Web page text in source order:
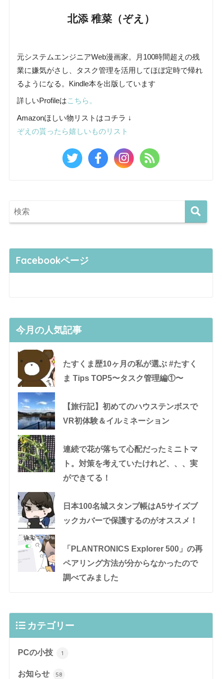
北添 稚菜（ぞえ）
元システムエンジニアWeb漫画家。月100時間超えの残
業に嫌気がさし、タスク管理を活用してほぼ定時で帰れ
るようになる。Kindle本を出版しています
詳しいProfileはこちら。
Amazonほしい物リストはコチラ ↓
ぞえの貰ったら嬉しいものリスト
Facebookページ
今月の人気記事
たすくま歴10ヶ月の私が選ぶ #たすく
ま Tips TOP5〜タスク管理編①〜
【旅行記】初めてのハウステンボスで
VR初体験＆イルミネーション
連続で花が落ちて心配だったミニトマ
ト。対策を考えていたけれど、、、実
ができてる！
日本100名城スタンプ帳はA5サイズブ
ックカバーで保護するのがオススメ！
「PLANTRONICS Explorer 500」の再
ペアリング方法が分からなかったので
調べてみました
カテゴリー
PCの小技 1
お知らせ 58